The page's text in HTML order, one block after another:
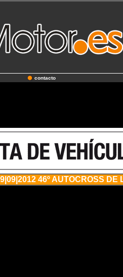
contacto
46º AUTOCROSS